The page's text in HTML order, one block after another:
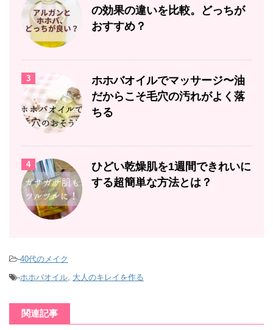
の効果の違いを比較。どっちが
おすすめ？
3
ホホバオイルでマッサージ〜油
だからこそ毛穴の汚れがよく落
ちる
4
ひどい乾燥肌を1週間できれいに
する超簡単な方法とは？
-40代のメイク
-ホホバオイル, 大人のキレイを作る
関連記事